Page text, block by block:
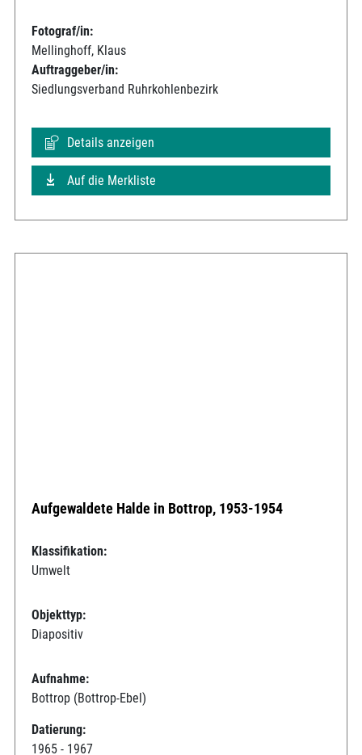
Fotograf/in:
Mellinghoff, Klaus
Auftraggeber/in:
Siedlungsverband Ruhrkohlenbezirk
Details anzeigen
Auf die Merkliste
Aufgewaldete Halde in Bottrop, 1953-1954
Klassifikation:
Umwelt
Objekttyp:
Diapositiv
Aufnahme:
Bottrop (Bottrop-Ebel)
Datierung:
1965 - 1967